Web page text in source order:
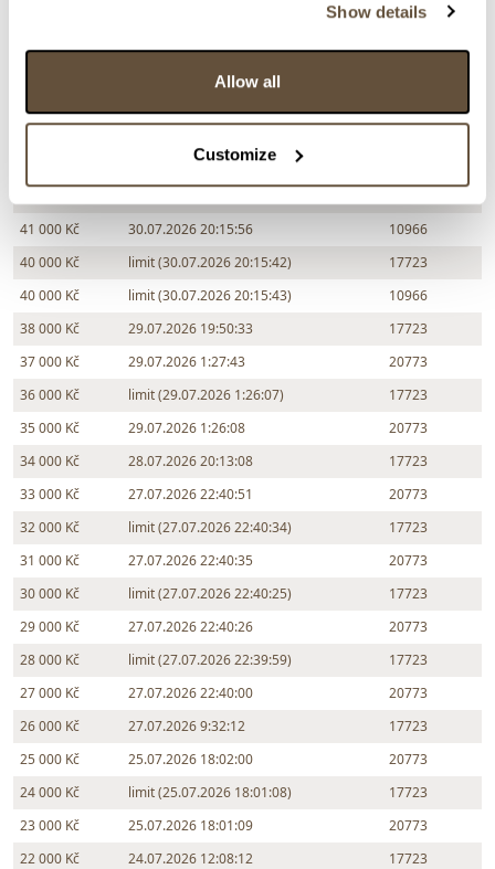
Show details
Allow all
Customize
Chcete prodat obraz od stejného autora?
> Zobrazit informaci jak prodat obraz v aukci
41 000 Kč
30.07.2026 20:15:56
10966
40 000 Kč
limit (30.07.2026 20:15:42)
17723
40 000 Kč
limit (30.07.2026 20:15:43)
10966
38 000 Kč
29.07.2026 19:50:33
17723
37 000 Kč
29.07.2026 1:27:43
20773
36 000 Kč
limit (29.07.2026 1:26:07)
17723
35 000 Kč
29.07.2026 1:26:08
20773
34 000 Kč
28.07.2026 20:13:08
17723
33 000 Kč
27.07.2026 22:40:51
20773
32 000 Kč
limit (27.07.2026 22:40:34)
17723
31 000 Kč
27.07.2026 22:40:35
20773
30 000 Kč
limit (27.07.2026 22:40:25)
17723
29 000 Kč
27.07.2026 22:40:26
20773
28 000 Kč
limit (27.07.2026 22:39:59)
17723
27 000 Kč
27.07.2026 22:40:00
20773
26 000 Kč
27.07.2026 9:32:12
17723
25 000 Kč
25.07.2026 18:02:00
20773
24 000 Kč
limit (25.07.2026 18:01:08)
17723
23 000 Kč
25.07.2026 18:01:09
20773
22 000 Kč
24.07.2026 12:08:12
17723